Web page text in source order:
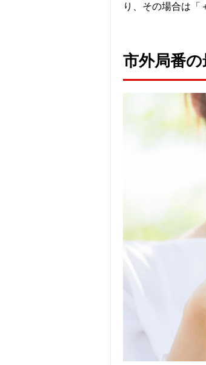
り、その場合は「
市外局番